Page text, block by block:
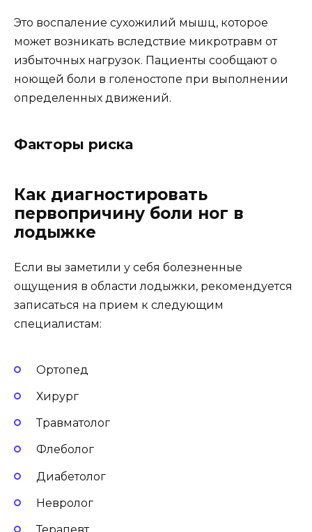
Это воспаление сухожилий мышц, которое
может возникать вследствие микротравм от
избыточных нагрузок. Пациенты сообщают о
ноющей боли в голеностопе при выполнении
определенных движений.
Факторы риска
Как диагностировать
первопричину боли ног в
лодыжке
Если вы заметили у себя болезненные
ощущения в области лодыжки, рекомендуется
записаться на прием к следующим
специалистам:
Ортопед
Хирург
Травматолог
Флеболог
Диабетолог
Невролог